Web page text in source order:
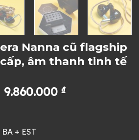
Nanna cũ flagship
âm thanh tinh tế
Giá
25.000.000 ₫.
9.860.000₫Giá
+ EST